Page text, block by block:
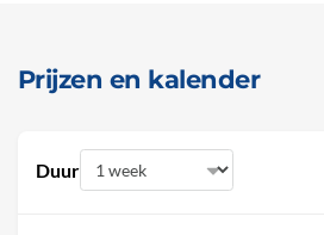
Prijzen en kalender
Duur